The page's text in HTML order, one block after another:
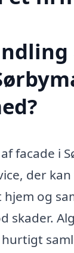
facade i
der
og
skader.